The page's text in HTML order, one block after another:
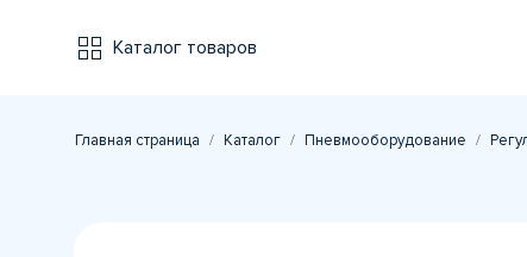
Каталог товаров
Главная страница Каталог Пневмооборудование